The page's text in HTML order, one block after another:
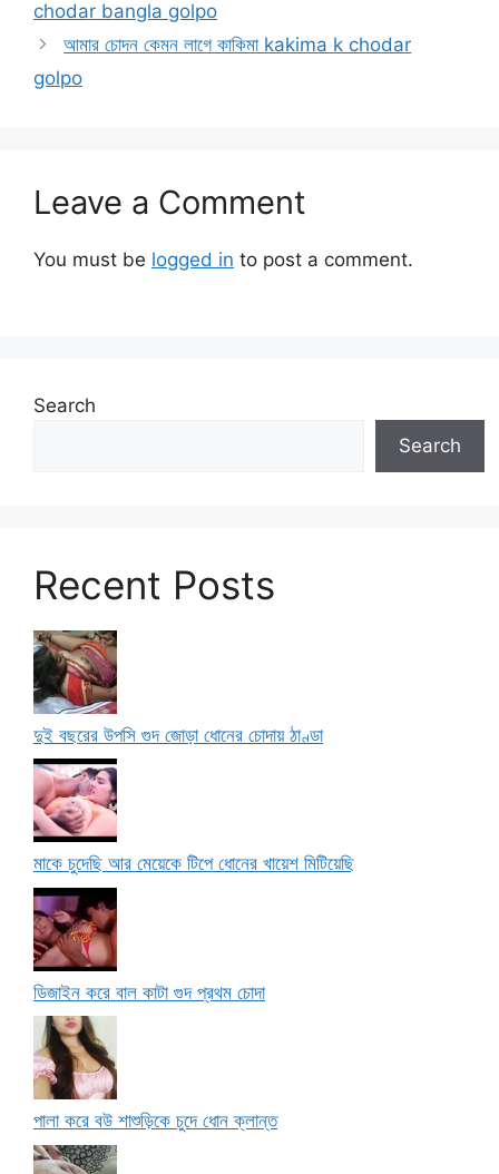
chodar bangla golpo
আমার চোদন কেমন লাগে কাকিমা kakima k chodar
golpo
Leave a Comment
You must be logged in to post a comment.
Search
Search
Recent Posts
দুই বছরের উপসি গুদ জোড়া ধোনের চোদায় ঠাণ্ডা
মাকে চুদেছি আর মেয়েকে টিপে ধোনের খায়েশ মিটিয়েছি
ডিজাইন করে বাল কাটা গুদ প্রথম চোদা
পালা করে বউ শাশুড়িকে চুদে ধোন ক্লান্ত